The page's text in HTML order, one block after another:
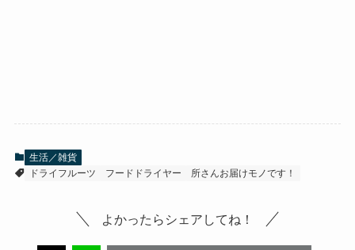
生活／雑貨
ドライフルーツ
フードドライヤー 所さんお届けモノです！
よかったらシェアしてね！